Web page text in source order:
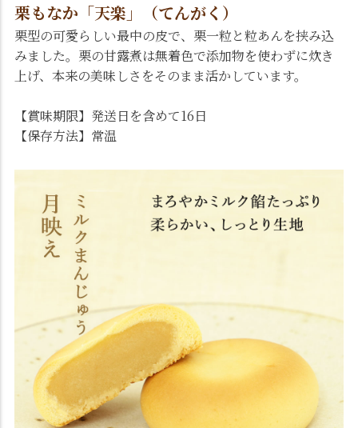
栗もなか「天楽」（てんがく）
栗型の可愛らしい最中の皮で、栗一粒と粒あんを挟み込
みました。栗の甘露煮は無着色で添加物を使わずに炊き
上げ、本来の美味しさをそのまま活かしています。
【賞味期限】発送日を含めて16日
【保存方法】常温